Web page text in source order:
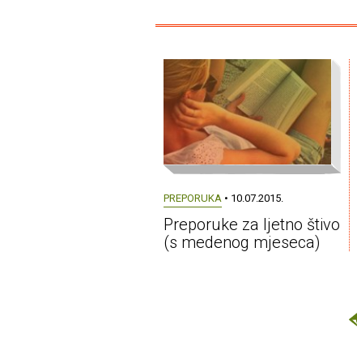
PREPORUKA • 10.07.2015.
Preporuke za ljetno štivo
(s medenog mjeseca)